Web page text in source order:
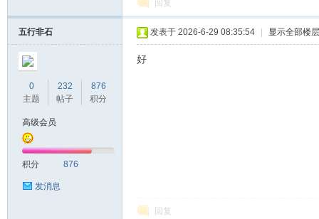
回复
五行非石
0
主题
232
帖子
876
积分
高级会员
积分 876
发消息
发表于 2026-6-29 08:35:54 显示全部楼层
好
回复